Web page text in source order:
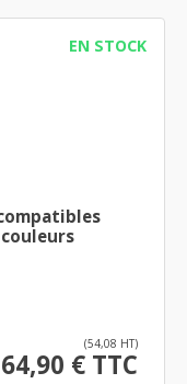
EN STOCK
couleurs
(54,08 HT)
64,90 € TTC